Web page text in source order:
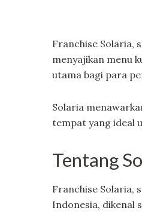
Franchise Solaria,
menyajikan menu
utama bagi para
Solaria
tempat yang ideal
Tentang
Franchise Solaria,
Indonesia, dikenal